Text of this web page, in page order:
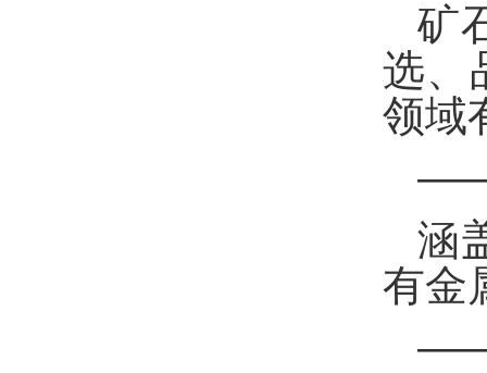
矿
选、
领域
——
涵
有金
——